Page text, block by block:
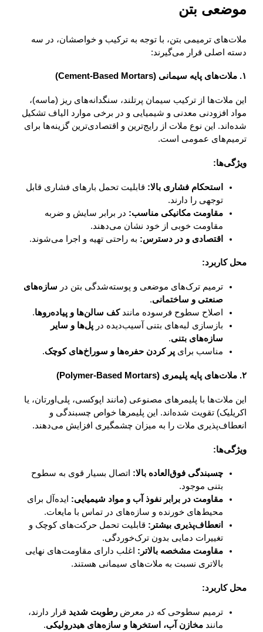
موضعی بتن
ملات‌های ترمیمی بتن، با توجه به ترکیب و خواصشان، در سه
دسته اصلی قرار می‌گیرند:
۱. ملات‌های پایه سیمانی (Cement-Based Mortars)
این ملات‌ها از ترکیب سیمان پرتلند، سنگدانه‌های ریز (ماسه)،
مواد افزودنی معدنی و شیمیایی و در برخی موارد الیاف تشکیل
شده‌اند. این نوع ملات از رایج‌ترین و اقتصادی‌ترین گزینه‌ها برای
ترمیم‌های عمومی است.
ویژگی‌ها:
استحکام فشاری بالا: قابلیت تحمل بارهای فشاری قابل
توجهی را دارند.
مقاومت مکانیکی مناسب: در برابر سایش و ضربه
مقاومت خوبی از خود نشان می‌دهند.
اقتصادی و در دسترس: به راحتی تهیه و اجرا می‌شوند.
محل کاربرد:
ترمیم ترک‌های موضعی و پوسته‌شدگی بتن در سازه‌های
صنعتی و ساختمانی.
اصلاح سطوح فرسوده مانندکف سالن‌ها و پیاده‌روها.
بازسازی لبه‌های بتنی آسیب‌دیده در پل‌ها و سایر
سازه‌های بتنی.
مناسب برای پر کردن حفره‌ها و سوراخ‌های کوچک.
۲. ملات‌های پایه پلیمری (Polymer-Based Mortars)
این ملات‌ها با پلیمرهای مصنوعی (مانند اپوکسی، پلی‌اورتان، یا
اکریلیک) تقویت شده‌اند. این پلیمرها خواص چسبندگی و
انعطاف‌پذیری ملات را به میزان چشمگیری افزایش می‌دهند.
ویژگی‌ها:
چسبندگی فوق‌العاده بالا: اتصال بسیار قوی به سطوح
بتنی موجود.
مقاومت در برابر نفوذ آب و مواد شیمیایی: ایده‌آل برای
محیط‌های خورنده و سازه‌های در تماس با مایعات.
انعطاف‌پذیری بیشتر: قابلیت تحمل حرکت‌های کوچک و
تغییرات دمایی بدون ترک‌خوردگی.
مقاومت مشخصه بالاتر: اغلب دارای مقاومت‌های نهایی
بالاتری نسبت به ملات‌های سیمانی هستند.
محل کاربرد:
ترمیم سطوحی که در معرض رطوبت شدید قرار دارند،
مانند مخازن آب، استخرها و سازه‌های هیدرولیکی.